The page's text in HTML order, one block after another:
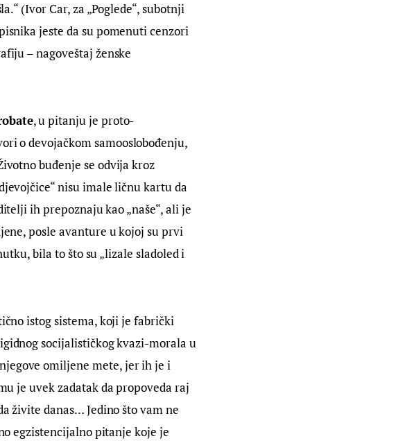
(Ivor Car, za „Poglede“, subotnji
jeste da su pomenuti cenzori
– nagoveštaj ženske
, u pitanju je proto-
o devojačkom samooslobođenju,
buđenje se odvija kroz
nisu imale ličnu kartu da
ih prepoznaju kao „naše“, ali je
posle avanture u kojoj su prvi
bila to što su „lizale sladoled i
istog sistema, koji je fabrički
socijalističkog kvazi-morala u
omiljene mete, jer ih je i
je uvek zadatak da propoveda raj
živite danas… Jedino što vam ne
egzistencijalno pitanje koje je